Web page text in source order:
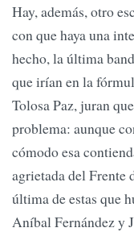
Hay, además, otro
con que haya una
hecho, la última
que irían en la
Tolosa Paz, juran
problema: aunque
cómodo esa
agrietada del Frente
última de estas que
Aníbal Fernández y